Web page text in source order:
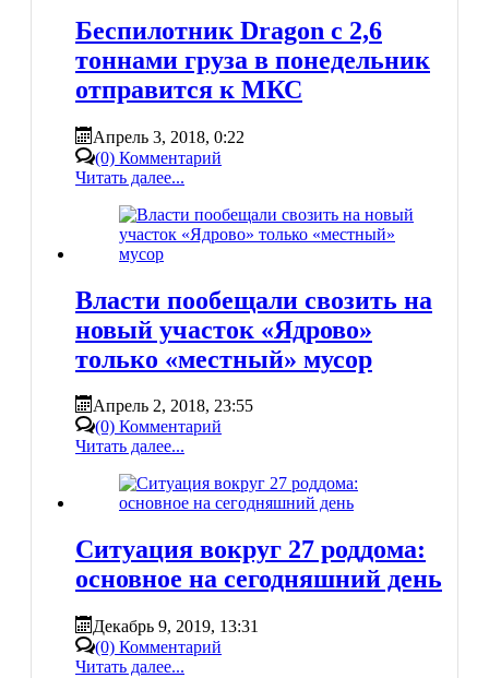
Беспилотник Dragon с 2,6
тоннами груза в понедельник
отправится к МКС
Апрель 3, 2018, 0:22
(0) Комментарий
Читать далее...
Власти пообещали свозить на
новый участок «Ядрово»
только «местный» мусор
Апрель 2, 2018, 23:55
(0) Комментарий
Читать далее...
Ситуация вокруг 27 роддома:
основное на сегодняшний день
Декабрь 9, 2019, 13:31
(0) Комментарий
Читать далее...